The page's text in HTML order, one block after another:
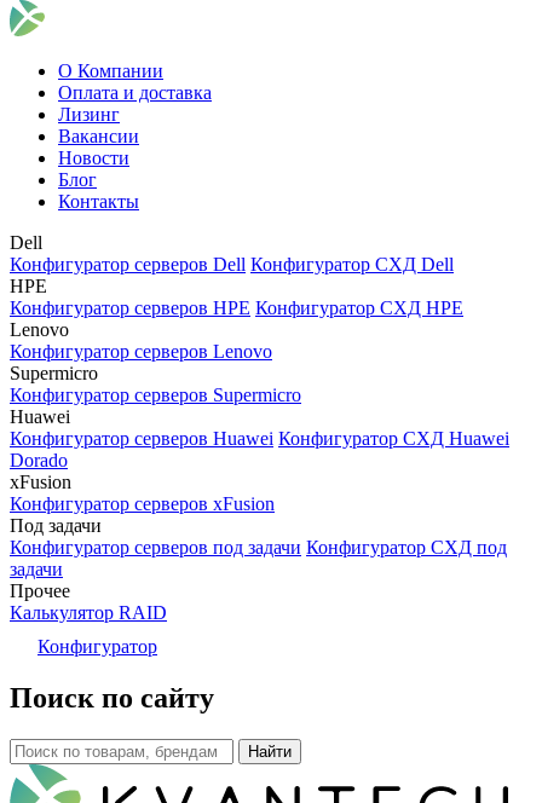
О Компании
Оплата и доставка
Лизинг
Вакансии
Новости
Блог
Контакты
Dell
Конфигуратор серверов Dell Конфигуратор СХД Dell
HPE
Конфигуратор серверов HPE Конфигуратор СХД HPE
Lenovo
Конфигуратор серверов Lenovo
Supermicro
Конфигуратор серверов Supermicro
Huawei
Конфигуратор серверов Huawei Конфигуратор СХД Huawei
Dorado
xFusion
Конфигуратор серверов xFusion
Под задачи
Конфигуратор серверов под задачи Конфигуратор СХД под
задачи
Прочее
Калькулятор RAID
Конфигуратор
Поиск по сайту